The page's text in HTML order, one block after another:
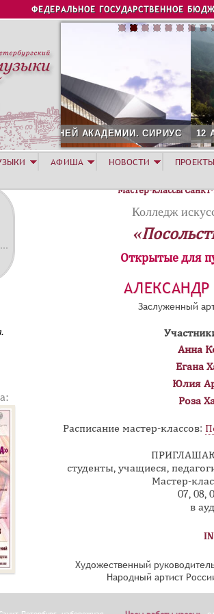
Jump
ФЕДЕРАЛЬНОЕ ГОСУДАРСТВЕННОЕ
СИРИУС 12 АВГУСТА. КОНЦЕРТ
Мастер-классы
Колледж
Открытые для
Заслуженный
Анна
Егана
Юлия
Роза
Расписание мастер-классов:
студенты, учащиеся,
Мастер-
07, 08,
в
Художественный
Народный артист
АФИША НОВОСТИ ПРОЕКТЫ